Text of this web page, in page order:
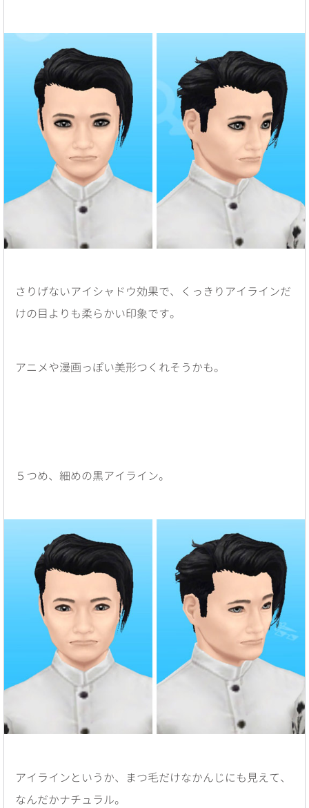
さりげないアイシャドウ効果で、くっきりアイラインだ
けの目よりも柔らかい印象です。
アニメや漫画っぽい美形つくれそうかも。
５つめ、細めの黒アイライン。
アイラインというか、まつ毛だけなかんじにも見えて、
なんだかナチュラル。